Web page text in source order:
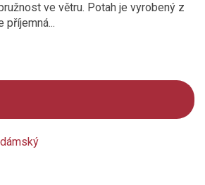
ve větru. Potah je vyrobený z
příjemná...